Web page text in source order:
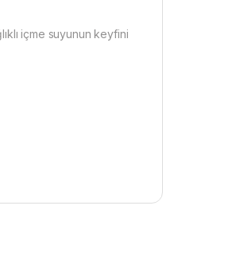
içme suyunun keyfini